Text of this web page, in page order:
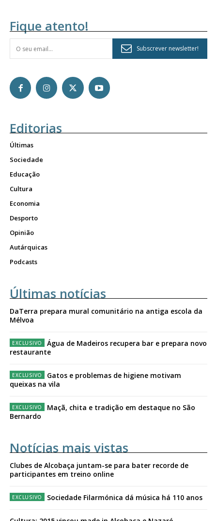
Fique atento!
Subscrever newsletter!
Editorias
Últimas
Sociedade
Educação
Cultura
Economia
Desporto
Opinião
Autárquicas
Podcasts
Últimas notícias
DaTerra prepara mural comunitário na antiga escola da
Mélvoa
Água de Madeiros recupera bar e prepara novo
restaurante
Gatos e problemas de higiene motivam
queixas na vila
Maçã, chita e tradição em destaque no São
Bernardo
Notícias mais vistas
Clubes de Alcobaça juntam-se para bater recorde de
participantes em treino online
Sociedade Filarmónica dá música há 110 anos